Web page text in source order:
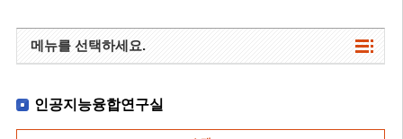
메뉴를 선택하세요.
인공지능융합연구실